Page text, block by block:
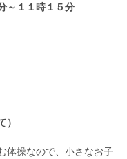
～１１時１５分
体操なので、小さなお子